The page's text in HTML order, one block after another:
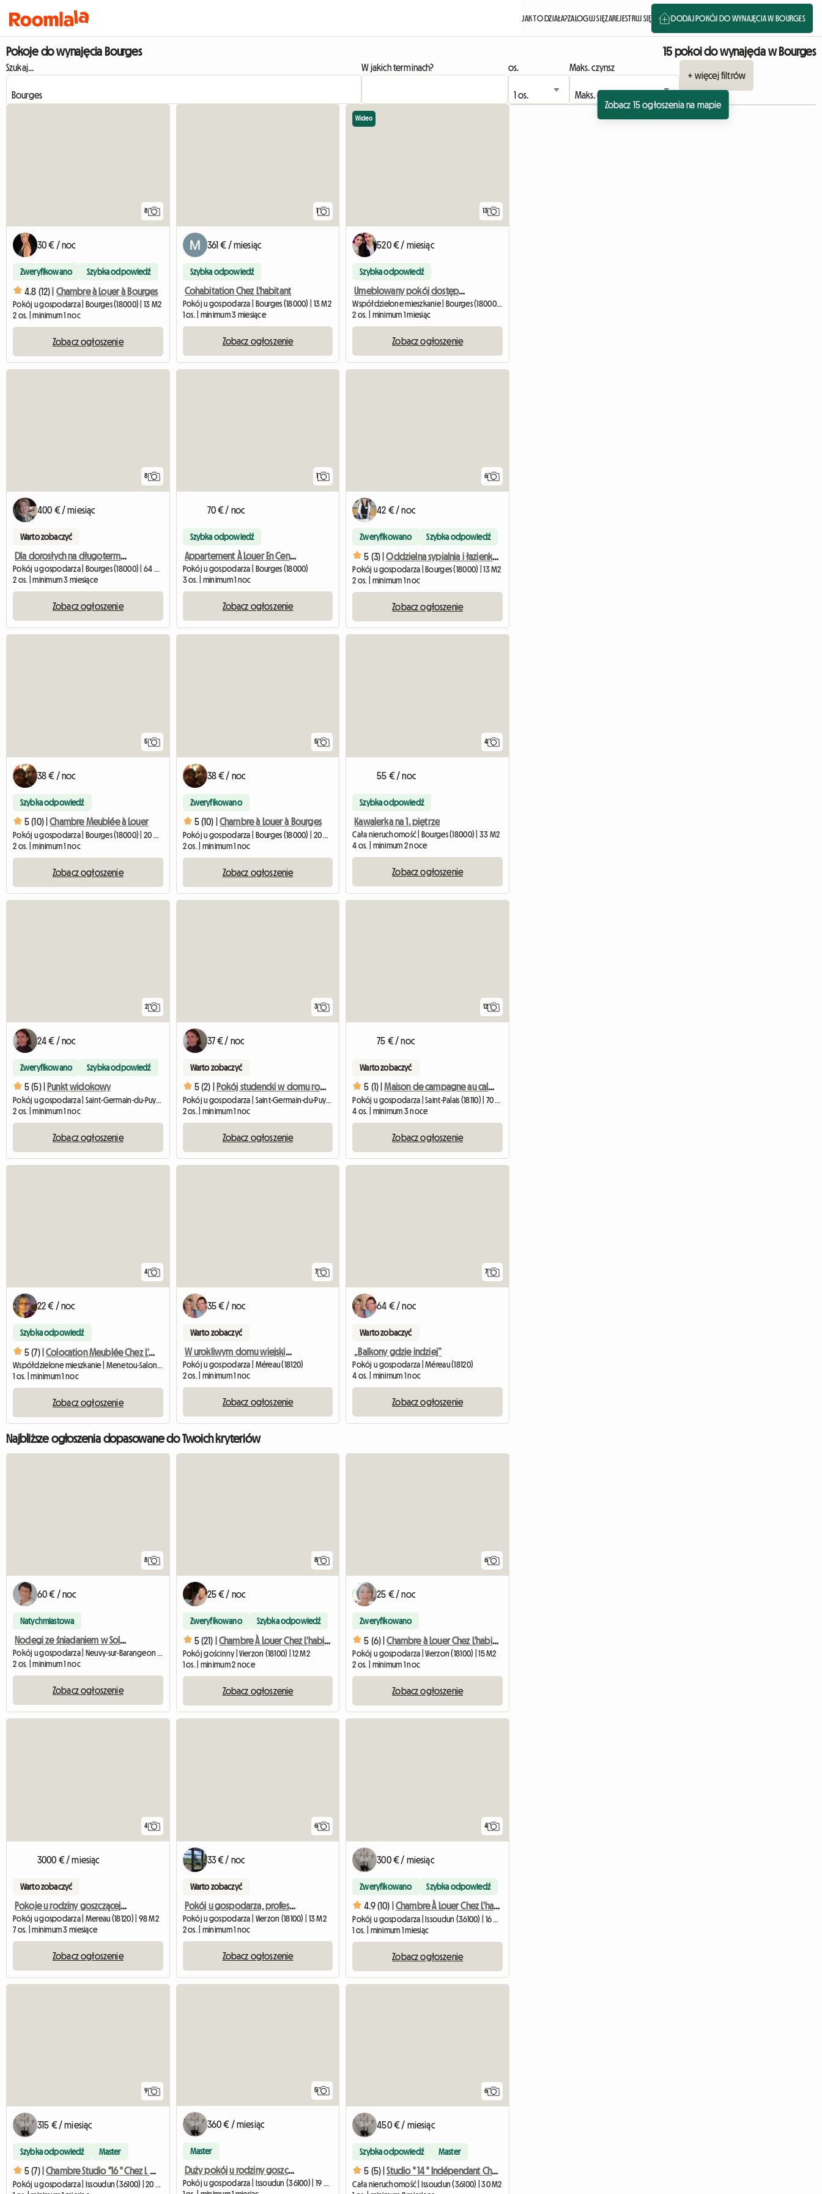
JAK TO DZIAŁA?ZALOGUJ SIĘZAREJESTRUJ SIĘ DODAJ POKÓJ DO WYNAJĘCIA W BOURGES
Pokoje do wynajęcia Bourges 15 pokoi do wynajęcia w Bourges
Szukaj... W jakich terminach? os.
Maks. czynsz
+ więcej filtrów
Zobacz 15 ogłoszenia na mapie
8
30 € / noc
Zweryfikowano Szybka odpowiedź
4.8 (12) | Chambre à Louer à Bourges
Pokój u gospodarza | Bourges (18000) | 13 M2
2 os. | minimum 1 noc
Zobacz ogłoszenie
1
361 € / miesiąc
Szybka odpowiedź
Cohabitation Chez L'habitant
Pokój u gospodarza | Bourges (18000) | 13 M2
1 os. | minimum 3 miesiące
Zobacz ogłoszenie
13
Wideo
520 € / miesiąc
Szybka odpowiedź
Umeblowany pokój dostępny w ramach WSPÓLNEGO MIESZKANIA (Centrum)
Współdzielone mieszkanie | Bourges (18000) | 18 M2
2 os. | minimum 1 miesiąc
Zobacz ogłoszenie
8
400 € / miesiąc
Warto zobaczyć
Dla dorosłych na długoterminowych zadaniach
Pokój u gospodarza | Bourges (18000) | 64 M2
2 os. | minimum 3 miesiące
Zobacz ogłoszenie
70 € / noc
Szybka odpowiedź
Appartement À Louer En Centre-Ville
Pokój u gospodarza | Bourges (18000)
3 os. | minimum 1 noc
Zobacz ogłoszenie
6
42 € / noc
Zweryfikowano Szybka odpowiedź
5 (3) | Oddzielna sypialnia i łazienka z tarasem
Pokój u gospodarza | Bourges (18000) | 13 M2
2 os. | minimum 1 noc
Zobacz ogłoszenie
5
38 € / noc
Szybka odpowiedź
5 (10) | Chambre Meublée à Louer
2 os. | minimum 1 noc
Zobacz ogłoszenie
5
38 € / noc
Zweryfikowano
5 (10) | Chambre à Louer à Bourges
2 os. | minimum 1 noc
Zobacz ogłoszenie
4
55 € / noc
Szybka odpowiedź
Kawalerka na 1. piętrze
Cała nieruchomość | Bourges (18000) | 33 M2
4 os. | minimum 2 noce
Zobacz ogłoszenie
2
24 € / noc
Zweryfikowano Szybka odpowiedź
5 (5) | Punkt widokowy
Pokój u gospodarza | Saint-Germain-du-Puy (18390) | 10 M2
2 os. | minimum 1 noc
Zobacz ogłoszenie
3
37 € / noc
Warto zobaczyć
5 (2) | Pokój studencki w domu rozwiedzionej matki Virginie
Pokój u gospodarza | Saint-Germain-du-Puy (18390) | 30 M2
2 os. | minimum 1 noc
Zobacz ogłoszenie
12
75 € / noc
Warto zobaczyć
5 (1) | Maison de campagne au calme
Pokój u gospodarza | Saint-Palais (18110) | 70 M2
4 os. | minimum 3 noce
Zobacz ogłoszenie
4
22 € / noc
Szybka odpowiedź
5 (7) | Colocation Meublée Chez L'habitant
Współdzielone mieszkanie | Menetou-Salon (18510)
1 os. | minimum 1 noc
Zobacz ogłoszenie
7
35 € / noc
Warto zobaczyć
W urokliwym domu wiejskim dla 2 osób
Pokój u gospodarza | Méreau (18120)
2 os. | minimum 1 noc
Zobacz ogłoszenie
7
64 € / noc
Warto zobaczyć
„Balkony gdzie indziej”
Pokój u gospodarza | Méreau (18120)
4 os. | minimum 1 noc
Zobacz ogłoszenie
Najbliższe ogłoszenia dopasowane do Twoich kryteriów
8
60 € / noc
Natychmiastowa
Noclegi ze śniadaniem w Sologne
Pokój u gospodarza | Neuvy-sur-Barangeon (18330) | 20 M2
2 os. | minimum 1 noc
Zobacz ogłoszenie
8
25 € / noc
Zweryfikowano Szybka odpowiedź
5 (21) | Chambre À Louer Chez L'habitant
Pokój gościnny | Vierzon (18100) | 12 M2
1 os. | minimum 2 noce
Zobacz ogłoszenie
6
25 € / noc
Zweryfikowano
5 (6) | Chambre à Louer Chez L'habitant
Pokój u gospodarza | Vierzon (18100) | 15 M2
2 os. | minimum 1 noc
Zobacz ogłoszenie
4
3000 € / miesiąc
Warto zobaczyć
Pokoje u rodziny goszczącej do wynajęcia
Pokój u gospodarza | Mereau (18120) | 98 M2
7 os. | minimum 3 miesiące
Zobacz ogłoszenie
6
33 € / noc
Warto zobaczyć
Pokój u gospodarza, profesjonalista branży filmowej, oklm.
Pokój u gospodarza | Vierzon (18100) | 13 M2
2 os. | minimum 1 noc
Zobacz ogłoszenie
4
300 € / miesiąc
Zweryfikowano Szybka odpowiedź
4.9 (10) | Chambre À Louer Chez L'habitant
1 os. | minimum 1 miesiąc
Zobacz ogłoszenie
9
315 € / miesiąc
Szybka odpowiedź Master
5 (7) | Chambre Studio "16 " Chez L Habitant
Pokój u gospodarza | Issoudun (36100) | 20 M2
5
360 € / miesiąc
Master
Duży pokój u rodziny goszczącej
Pokój u gospodarza | Issoudun (36100) | 19 M2
6
450 € / miesiąc
Szybka odpowiedź Master
5 (5) | Studio " 14 " Indépendant Chez L Habitant
Cała nieruchomość | Issoudun (36100) | 30 M2